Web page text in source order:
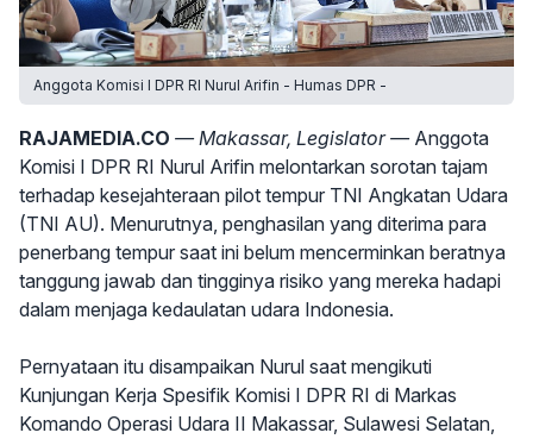
Anggota Komisi I DPR RI Nurul Arifin - Humas DPR -
RAJAMEDIA.CO — Makassar, Legislator —Anggota
Komisi I DPR RI Nurul Arifin melontarkan sorotan tajam
terhadap kesejahteraan pilot tempur TNI Angkatan Udara
(TNI AU). Menurutnya, penghasilan yang diterima para
penerbang tempur saat ini belum mencerminkan beratnya
tanggung jawab dan tingginya risiko yang mereka hadapi
dalam menjaga kedaulatan udara Indonesia.
Pernyataan itu disampaikan Nurul saat mengikuti
Kunjungan Kerja Spesifik Komisi I DPR RI di Markas
Komando Operasi Udara II Makassar, Sulawesi Selatan,